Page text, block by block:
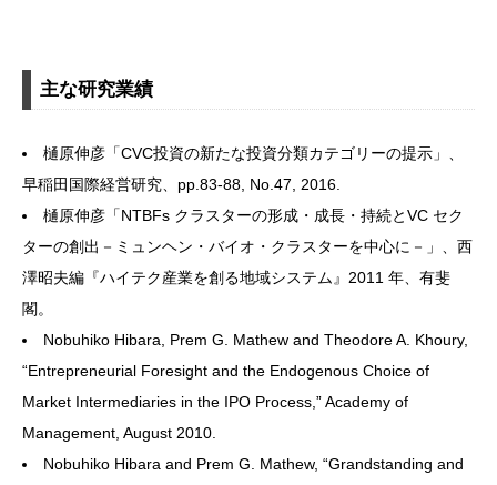
主な研究業績
樋原伸彦「CVC投資の新たな投資分類カテゴリーの提示」、
早稲田国際経営研究、pp.83-88, No.47, 2016.
樋原伸彦「NTBFs クラスターの形成・成長・持続とVC セク
ターの創出－ミュンヘン・バイオ・クラスターを中心に－」、西
澤昭夫編『ハイテク産業を創る地域システム』2011 年、有斐
閣。
Nobuhiko Hibara, Prem G. Mathew and Theodore A. Khoury,
“Entrepreneurial Foresight and the Endogenous Choice of
Market Intermediaries in the IPO Process,” Academy of
Management, August 2010.
Nobuhiko Hibara and Prem G. Mathew, “Grandstanding and